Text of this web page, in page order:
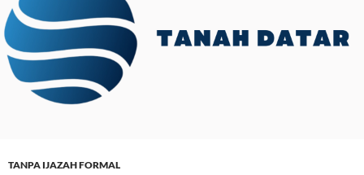
TANPA IJAZAH FORMAL